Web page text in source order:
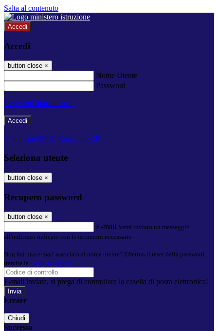
Salta al contenuto
Accedi
Accedi
button close ×
Nome Utente
Password
Password dimenticata?
-
Entra con SPID Entra con CIE
Seleziona utente
button close ×
Recupero password
button close ×
E-mail Verrà inviato un messaggio
all'indirizzo indicato con le istruzioni necessarie.
Non hai una e-mail associata al nome utente? Effettua il reset della password
tramite la Login Spaggiari
E-mail inviata, si prega di controllare la casella di posta elettronica!
Errore
Chiudi
Successo